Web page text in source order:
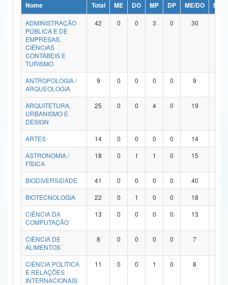
Ministério da Ciência, Tecnologia, Inovações e Comunicações
Ministério do Meio Ambiente
Ministério do Turismo
Ministério do Desenvolvimento Regional
Controladoria-Geral da União
Ministério da Mulher, da Família e dos Direitos Humanos
Secretaria de Governo
Advocacia-Geral da União
Banco Central do Brasil
Nome Total ME DO MP DP ME/DO
MP/
ADMINISTRAÇÃO
PÚBLICA E DE
EMPRESAS,
CIÊNCIAS
CONTÁBEIS E
TURISMO
42 0 0 3 0 30
ANTROPOLOGIA /
ARQUEOLOGIA
9 0 0 0 0 9
ARQUITETURA,
URBANISMO E
DESIGN
25 0 0 4 0 19
ARTES 14 0 0 0 0 14
ASTRONOMIA /
FÍSICA
18 0 1 1 0 15
BIODIVERSIDADE 41 0 0 0 0 40
BIOTECNOLOGIA
22 0 1 0 0 18
CIÊNCIA DA
COMPUTAÇÃO
13 0 0 0 0 13
CIÊNCIA DE
ALIMENTOS
8 0 0 0 0 7
CIÊNCIA POLÍTICA
E RELAÇÕES
INTERNACIONAIS
11 0 0 1 0 8